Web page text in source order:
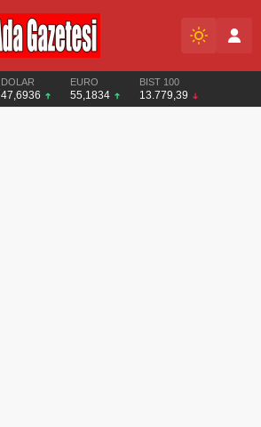
DOLAR
47,6936
EURO
55,1834
BIST 100
13.779,39